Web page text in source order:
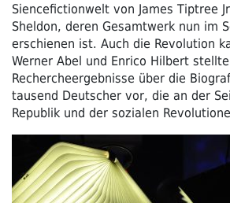
Siencefictionwelt von James Tiptree
Sheldon, deren Gesamtwerk nun im
erschienen ist. Auch die Revolution
Werner Abel und Enrico Hilbert
Rechercheergebnisse über die
tausend Deutscher vor, die an der
Republik und der sozialen